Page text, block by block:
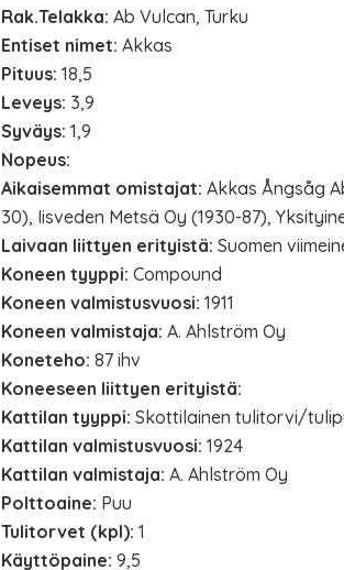
Rak.Telakka: Ab Vulcan, Turku
Entiset nimet: Akkas
Pituus: 18,5
Leveys: 3,9
Syväys: 1,9
Nopeus:
Aikaisemmat omistajat: Akkas Ångsåg
30), Iisveden Metsä Oy (1930-87),
Laivaan liittyen erityistä: Suomen
Koneen tyyppi: Compound
Koneen valmistusvuosi: 1911
Koneen valmistaja: A. Ahlström Oy
Koneteho: 87 ihv
Koneeseen liittyen erityistä:
Kattilan tyyppi: Skottilainen tulitorvi/
Kattilan valmistusvuosi: 1924
Kattilan valmistaja: A. Ahlström Oy
Polttoaine: Puu
Tulitorvet (kpl): 1
Käyttöpaine: 9,5